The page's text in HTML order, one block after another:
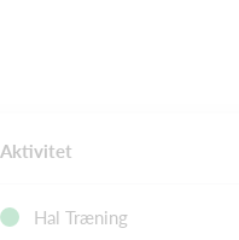
Aktivitet
Hal Træning